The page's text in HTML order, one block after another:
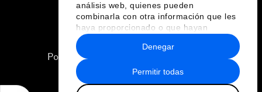
análisis web, quienes pueden
combinarla con otra información que les
haya proporcionado o que hayan
recopilado a partir del uso que haya
hecho de sus servicios.
Permitir todas
Denegar
Política de privacidad y normas de uso